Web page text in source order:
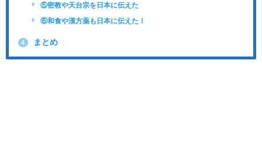
⑤密教や天台宗を日本に伝えた
⑥和食や漢方薬も日本に伝えた！
4 まとめ